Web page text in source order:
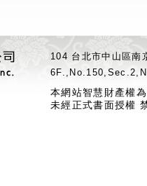
104 台北市中山區
本網站智慧財產權
未經正式書面授權